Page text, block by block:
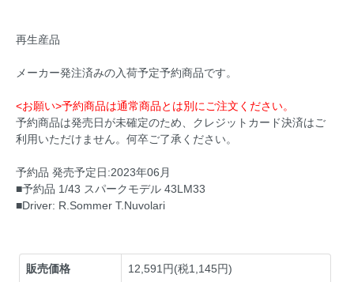
再生産品
メーカー発注済みの入荷予定予約商品です。
<お願い>予約商品は通常商品とは別にご注文ください。
予約商品は発売日が未確定のため、クレジットカード決済はご
利用いただけません。何卒ご了承ください。
予約品 発売予定日:2023年06月
■予約品 1/43 スパークモデル 43LM33
■Driver: R.Sommer T.Nuvolari
販売価格 12,591円(税1,145円)